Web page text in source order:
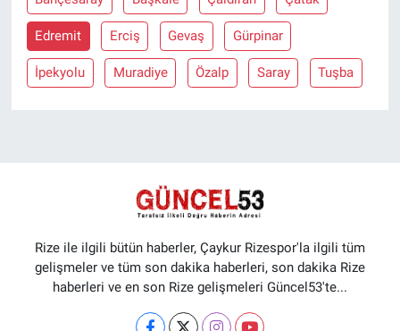
Edremit Erciş Gevaş Gürpinar
İpekyolu Muradiye Özalp Saray Tuşba
Rize ile ilgili bütün haberler, Çaykur Rizespor'la ilgili tüm
gelişmeler ve tüm son dakika haberleri, son dakika Rize
haberleri ve en son Rize gelişmeleri Güncel53'te...